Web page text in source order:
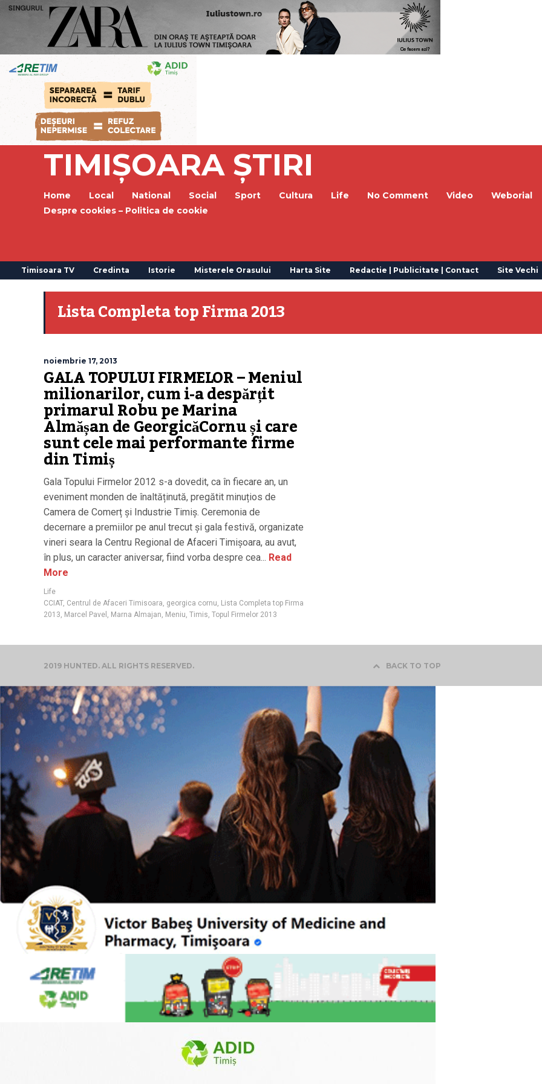
TIMIȘOARA ȘTIRI
Home Local National Social Sport Cultura Life No Comment Video Weborial
Despre cookies – Politica de cookie
Timisoara TV Credinta Istorie Misterele Orasului Harta Site Redactie | Publicitate | Contact Site Vechi
Lista Completa top Firma 2013
noiembrie 17, 2013
GALA TOPULUI FIRMELOR – Meniul
milionarilor, cum i-a despărțit
primarul Robu pe Marina
Almășan de GeorgicăCornu și care
sunt cele mai performante firme
din Timiș
Gala Topului Firmelor 2012 s-a dovedit, ca în fiecare an, un
eveniment monden de înaltăținută, pregătit minuțios de
Camera de Comerț și Industrie Timiș. Ceremonia de
decernare a premiilor pe anul trecut și gala festivă, organizate
vineri seara la Centru Regional de Afaceri Timișoara, au avut,
în plus, un caracter aniversar, fiind vorba despre cea... Read
More
Life
CCIAT, Centrul de Afaceri Timisoara, georgica cornu, Lista Completa top Firma
2013, Marcel Pavel , Marna Almajan, Meniu, Timis, Topul Firmelor 2013
2019 HUNTED. ALL RIGHTS RESERVED. BACK TO TOP